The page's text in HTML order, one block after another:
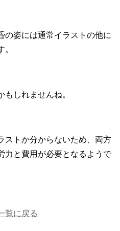
の姿には通常イラストの他に
しれませんね。
ストか分からないため、両方
力と費用が必要となるようで
覧に戻る